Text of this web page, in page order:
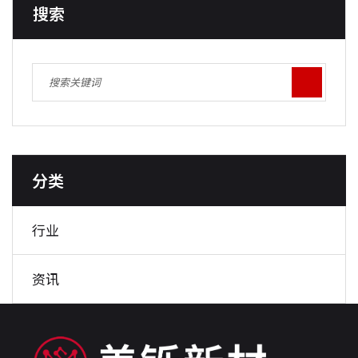
搜索
分类
行业
资讯